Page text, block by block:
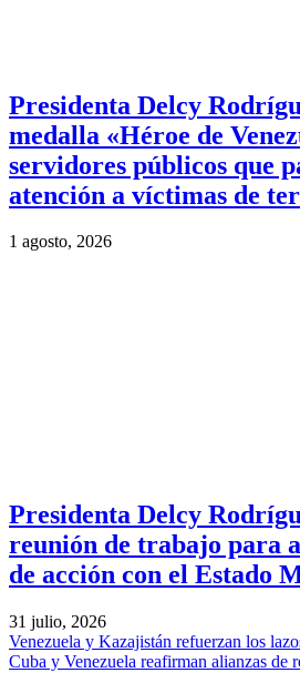
Presidenta Delcy
medalla «Héroe de
servidores públicos que
atención a víctimas de
1 agosto, 2026
Presidenta Delcy
reunión de trabajo para
de acción con el Estado
31 julio, 2026
Venezuela y Kazajistán refuerzan los
Cuba y Venezuela reafirman alianzas de